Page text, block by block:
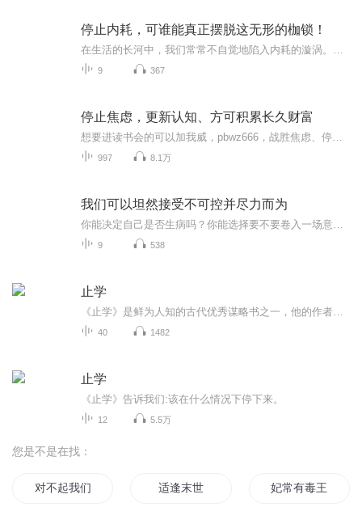
停止内耗，可谁能真正摆脱这无形的枷锁！
9 367
停止焦虑，更新认知、方可积累长久财富
997 8.1万
我们可以坦然接受不可控并尽力而为
9 538
止学
40 1482
止学
《止学》告诉我们:该在什么情况下停下来。
12 5.5万
您是不是在找：
对不起我们不合适 适逢末世 妃常有毒王爷适